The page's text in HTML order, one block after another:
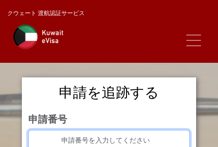
クウェート 渡航認証サービス
申請を追跡する
申請番号